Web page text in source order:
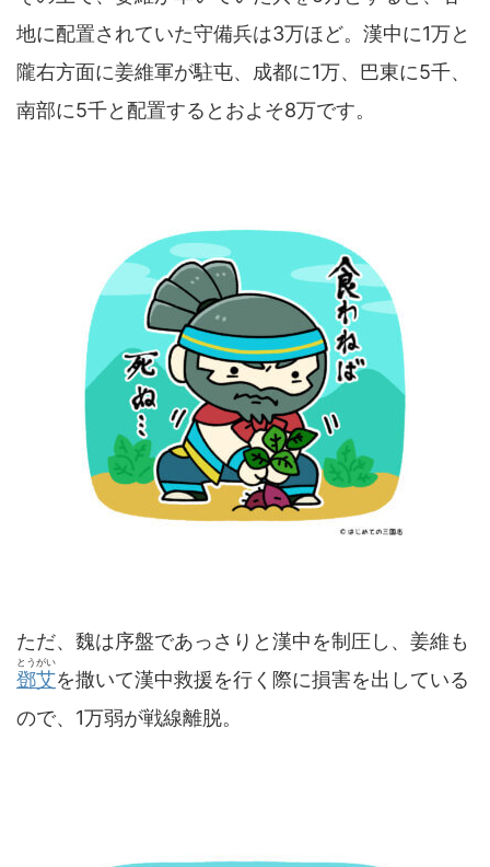
地に配置されていた守備兵は3万ほど。漢中に1万と
隴右方面に姜維軍が駐屯、成都に1万、巴東に5千、
南部に5千と配置するとおよそ8万です。
ただ、魏は序盤であっさりと漢中を制圧し、姜維も
鄧艾
とうがい
を撒いて漢中救援を行く際に損害を出している
ので、1万弱が戦線離脱。